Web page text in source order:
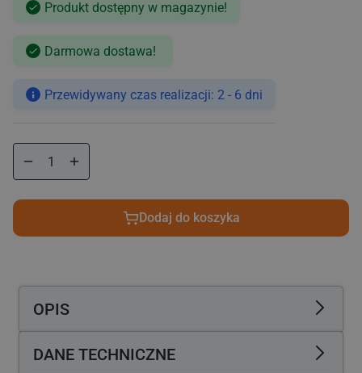
regularna
Produkt dostępny w magazynie!
Darmowa dostawa!
Przewidywany czas realizacji: 2 - 6 dni
Zmniejsz
ilość
dla
aluminiowo‑polipropylenowy
półek
-
Nośność:
600kg
Zwiększ
ilość
dla
aluminiowo‑polipropylenowy
-
Nośność:
600kg
Dodaj do koszyka
OPIS
DANE TECHNICZNE